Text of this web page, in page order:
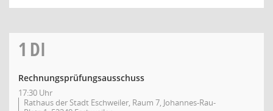
1 DI
Rechnungsprüfungsausschuss
17:30 Uhr
Rathaus der Stadt Eschweiler, Raum 7, Johannes-Rau-